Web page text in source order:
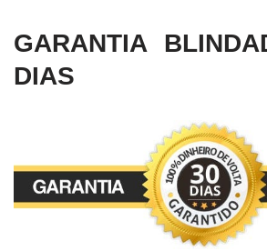
GARANTIA
DIAS